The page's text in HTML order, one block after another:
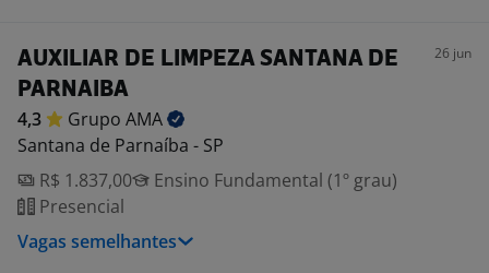
AUXILIAR DE LIMPEZA SANTANA DE
PARNAIBA
26 jun
4,3 Grupo AMA
Santana de Parnaíba - SP
R$ 1.837,00
Ensino Fundamental (1º grau)
Presencial
Vagas semelhantes